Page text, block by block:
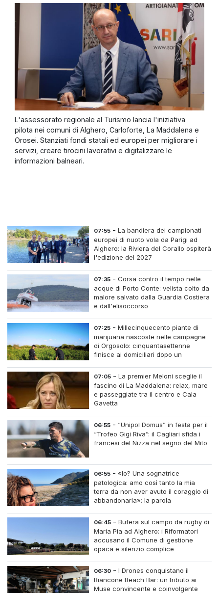
L'assessorato regionale al Turismo lancia l'iniziativa
pilota nei comuni di Alghero, Carloforte, La Maddalena e
Orosei. Stanziati fondi statali ed europei per migliorare i
servizi, creare tirocini lavorativi e digitalizzare le
informazioni balneari.
07:55 -La bandiera dei campionati
europei di nuoto vola da Parigi ad
Alghero: la Riviera del Corallo ospiterà
l'edizione del 2027
07:35 -Corsa contro il tempo nelle
acque di Porto Conte: velista colto da
malore salvato dalla Guardia Costiera
e dall'elisoccorso
07:25 -Millecinquecento piante di
marijuana nascoste nelle campagne
di Orgosolo: cinquantasettenne
finisce ai domiciliari dopo un
07:05 -La premier Meloni sceglie il
fascino di La Maddalena: relax, mare
e passeggiate tra il centro e Cala
Gavetta
06:55 - “Unipol Domus” in festa per il
“Trofeo Gigi Riva”: il Cagliari sfida i
francesi del Nizza nel segno del Mito
06:55 - «Io? Una sognatrice
patologica: amo così tanto la mia
terra da non aver avuto il coraggio di
abbandonarla»: la parola
06:45 -Bufera sul campo da rugby di
Maria Pia ad Alghero: i Riformatori
accusano il Comune di gestione
opaca e silenzio complice
06:30 -I Drones conquistano il
Biancone Beach Bar: un tributo ai
Muse convincente e coinvolgente